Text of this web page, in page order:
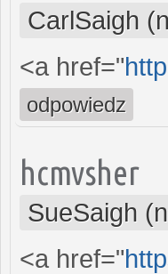
CarlSaigh
<a href="
odpowiedz
hcmvsher
SueSaigh
<a href="